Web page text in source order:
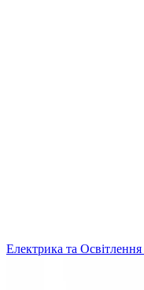
Електрика та Освітлення